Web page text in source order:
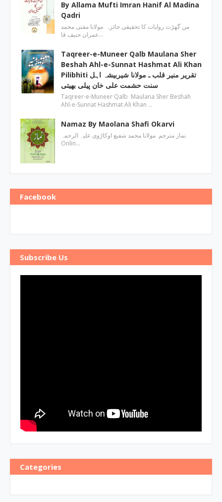
By Allama Mufti Imran Hanif Al Madina
Qadri
من گھڑت روایات کا تحقیقی جائزہ مولانا مفتی محمد
عمران حنیف قا…
Taqreer-e-Muneer Qalb Maulana Sher
Beshah Ahl-e-Sunnat Hashmat Ali Khan
Pilibhiti تقریر منیر قلب ـ مولانا شیربیشہ اہل
سنت حشمت علی خان پیلی بھیتی
Taqreer-e-Muneer Qalb Maulana Sher Beshah
Ahl-e-Sunnat Hashmat Ali Khan …
Namaz By Maolana Shafi Okarvi
نماز مترجم مولانا محمد شفیع اوکاڑوی علیہ الرحمہ
Onlin…
Facebook
Subscribe Us
Categories